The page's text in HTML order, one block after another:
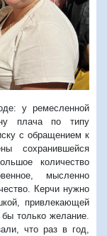
у ремесленной
плача по типу
с обращением к
сохранившейся
количество
мысленно
Керчи нужно
привлекающей
только желание.
что раз в год,